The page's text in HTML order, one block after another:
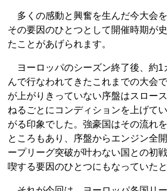
多くの感動と興奮を生んだ今大会を
その要因のひとつとして開催時期が
たことがあげられます。
ヨーロッパのシーズン終了後、約1
んで行なわれてきたこれまでの大会
が上がりきっていない序盤はスロー
ねるごとにコンディションを上げて
がる印象でした。強豪国はその流れ
ところもあり、序盤からエンジン全
ープリーグ突破が叶わない国との初
喫する要因のひとつにもなっていたと